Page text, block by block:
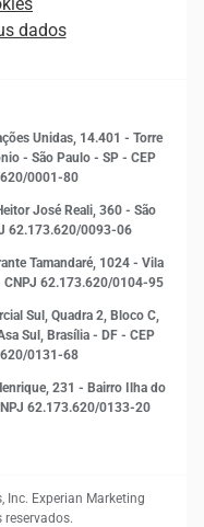
dados
Unidas, 14.401 - Torre
- São Paulo - SP - CEP
0001-80
José Reali, 360 - São
62.173.620/0093-06
Tamandaré, 1024 - Vila
CNPJ 62.173.620/0104-95
Sul, Quadra 2, Bloco C,
Sul, Brasília - DF - CEP
0131-68
231 - Bairro Ilha do
62.173.620/0133-20
Experian Marketing
reservados.